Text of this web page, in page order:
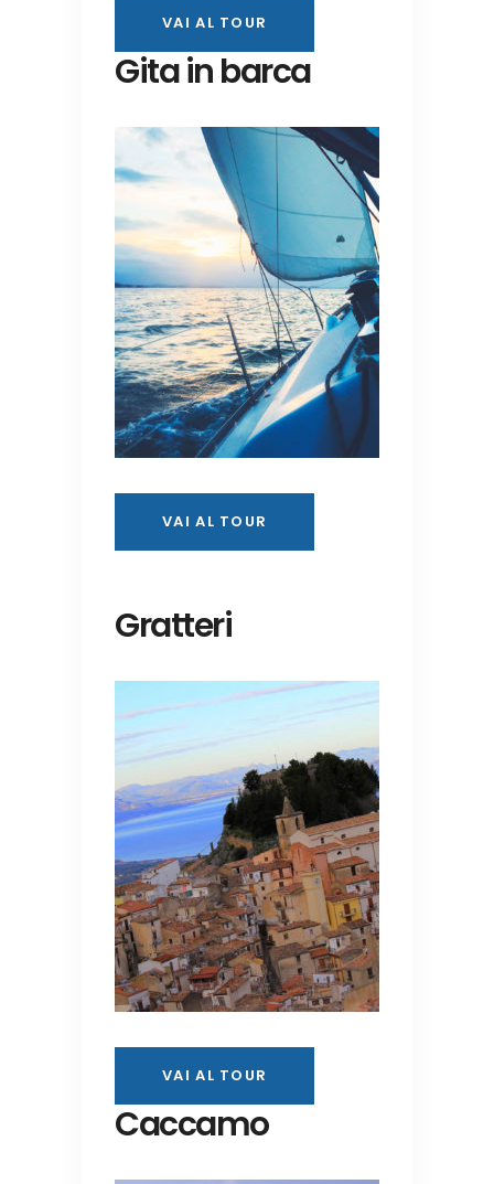
VAI AL TOUR
Gita in barca
VAI AL TOUR
Gratteri
VAI AL TOUR
Caccamo